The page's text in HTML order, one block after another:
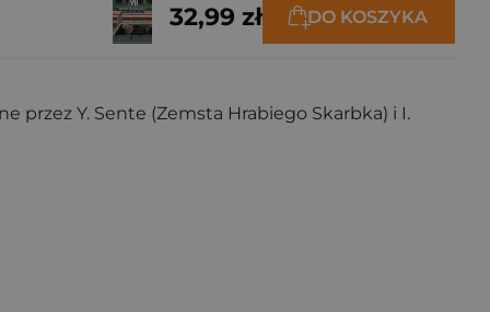
32,99 zł DO KOSZYKA
przez Y. Sente (Zemsta Hrabiego Skarbka) i I.